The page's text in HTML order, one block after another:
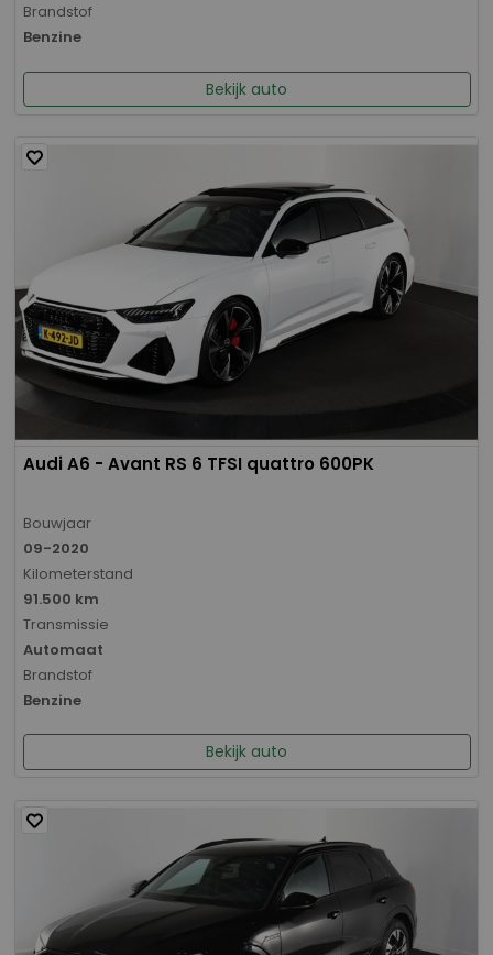
Brandstof
Benzine
Bekijk auto
Audi A6 - Avant RS 6 TFSI quattro 600PK
Bouwjaar
09-2020
Kilometerstand
91.500 km
Transmissie
Automaat
Brandstof
Benzine
Bekijk auto